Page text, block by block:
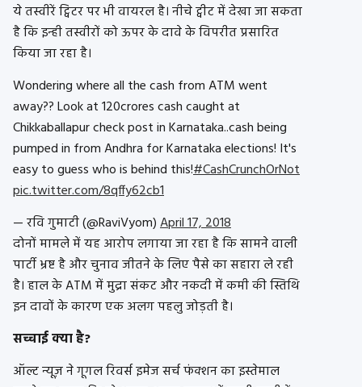
ये तस्वीरें ट्विटर पर भी वायरल है। नीचे ट्वीट में देखा जा सकता
है कि इन्ही तस्वीरों को ऊपर के दावे के विपरीत प्रसारित
किया जा रहा है।
Wondering where all the cash from ATM went
away?? Look at 120crores cash caught at
Chikkaballapur check post in Karnataka..cash being
pumped in from Andhra for Karnataka elections! It's
easy to guess who is behind this!#CashCrunchOrNot
pic.twitter.com/8qffy62cb1
— रवि गुमाटी (@RaviVyom)April 17, 2018
दोनों मामले में यह आरोप लगाया जा रहा है कि सामने वाली
पार्टी भ्रष्ट है और चुनाव जीतने के लिए पैसे का सहारा ले रही
है। हाल के ATM में मुद्रा संकट और नकदी में कमी की स्तिथि
इन दावों के कारण एक अलग पहलु जोड़ती है।
सच्चाई क्या है?
ऑल्ट न्यूज़ ने गूगल रिवर्स इमेज सर्च फंक्शन का इस्तेमाल